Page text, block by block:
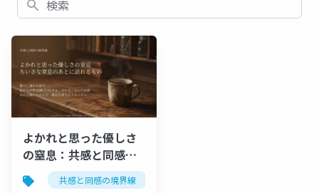
よかれと思った優しさ
の窒息：共感と同感の
境界線共感と同感の境界線